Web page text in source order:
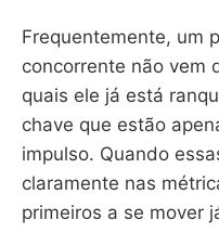
Frequentemente, um
concorrente não vem
quais ele já está
chave que estão
impulso. Quando
claramente nas
primeiros a se mover